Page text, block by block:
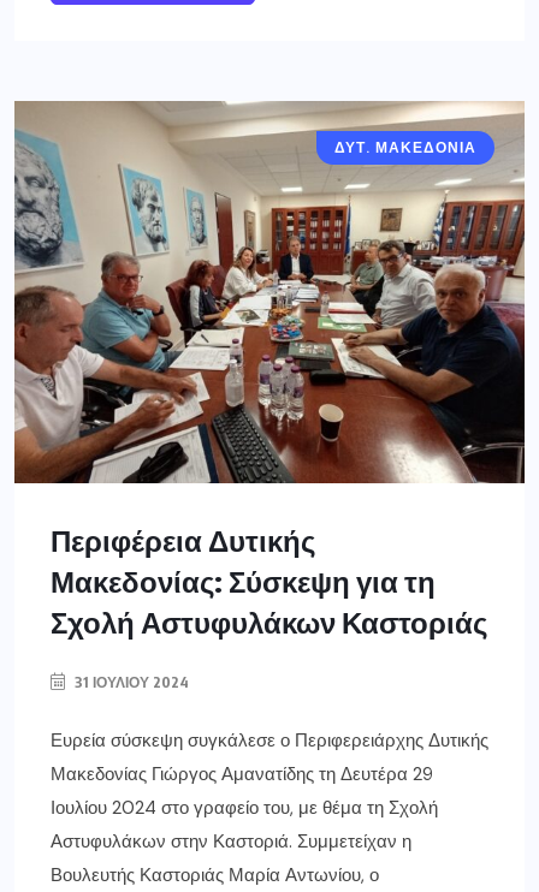
ΔΥΤ. ΜΑΚΕΔΟΝΙΑ
Περιφέρεια Δυτικής
Μακεδονίας: Σύσκεψη για τη
Σχολή Αστυφυλάκων Καστοριάς
31 ΙΟΥΛΊΟΥ 2024
Ευρεία σύσκεψη συγκάλεσε ο Περιφερειάρχης Δυτικής
Μακεδονίας Γιώργος Αμανατίδης τη Δευτέρα 29
Ιουλίου 2024 στο γραφείο του, με θέμα τη Σχολή
Αστυφυλάκων στην Καστοριά. Συμμετείχαν η
Βουλευτής Καστοριάς Μαρία Αντωνίου, ο